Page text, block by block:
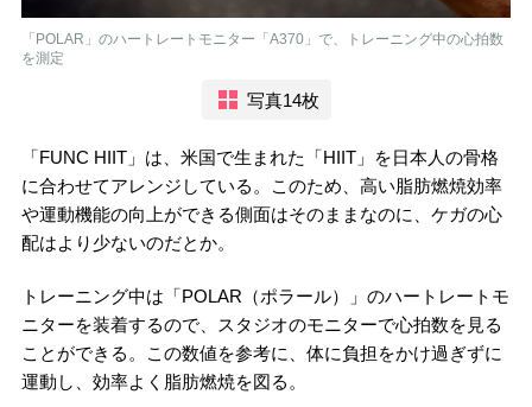
「POLAR」のハートレートモニター「A370」で、トレーニング中の心拍数
を測定
写真14枚
「FUNC HIIT」は、米国で生まれた「HIIT」を日本人の骨格
に合わせてアレンジしている。このため、高い脂肪燃焼効率
や運動機能の向上ができる側面はそのままなのに、ケガの心
配はより少ないのだとか。
トレーニング中は「POLAR（ポラール）」のハートレートモ
ニターを装着するので、スタジオのモニターで心拍数を見る
ことができる。この数値を参考に、体に負担をかけ過ぎずに
運動し、効率よく脂肪燃焼を図る。